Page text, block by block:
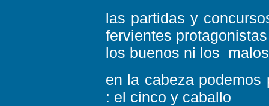
las partidas y
fervientes
los buenos ni los
en la cabeza podemos
: el cinco y caballo